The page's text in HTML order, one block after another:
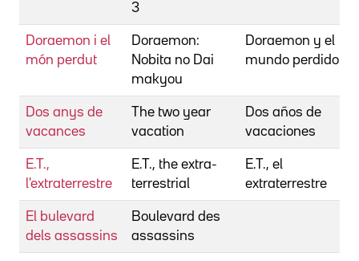
3
Doraemon i el
món perdut
Doraemon:
Nobita no Dai
makyou
Doraemon y el
mundo perdido
Dos anys de
vacances
The two year
vacation
Dos años de
vacaciones
E.T.,
l'extraterrestre
E.T., the extra-
terrestrial
E.T., el
extraterrestre
El bulevard
dels assassins
Boulevard des
assassins